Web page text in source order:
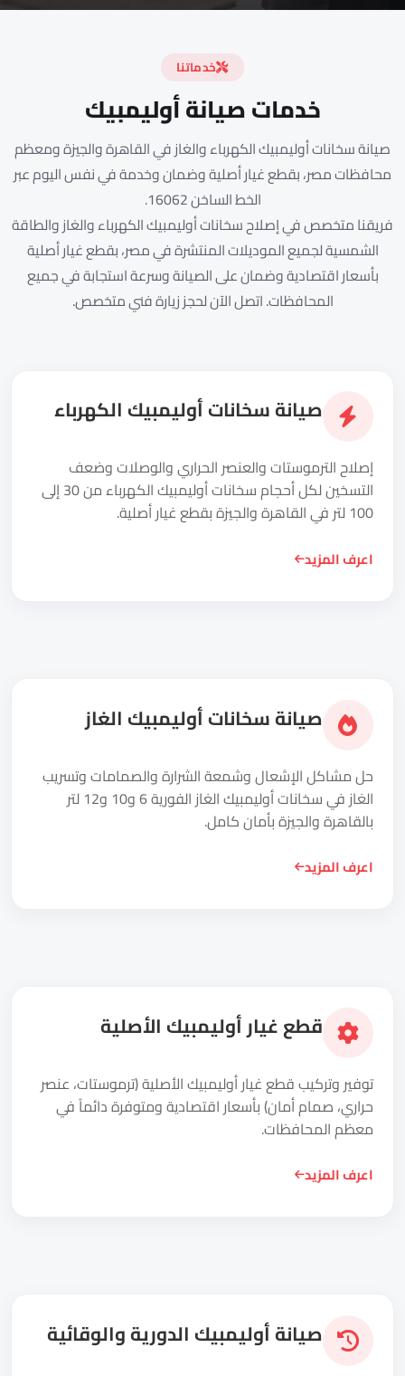
خدماتنا
خدمات صيانة أوليمبيك
صيانة سخانات أوليمبيك الكهرباء والغاز في القاهرة والجيزة ومعظم
محافظات مصر، بقطع غيار أصلية وضمان وخدمة في نفس اليوم عبر
الخط الساخن 16062.
فريقنا متخصص في إصلاح سخانات أوليمبيك الكهرباء والغاز والطاقة
الشمسية لجميع الموديلات المنتشرة في مصر، بقطع غيار أصلية
بأسعار اقتصادية وضمان على الصيانة وسرعة استجابة في جميع
المحافظات. اتصل الآن لحجز زيارة فني متخصص.
صيانة سخانات أوليمبيك الكهرباء
إصلاح الترموستات والعنصر الحراري والوصلات وضعف
التسخين لكل أحجام سخانات أوليمبيك الكهرباء من 30 إلى
100 لتر في القاهرة والجيزة بقطع غيار أصلية.
اعرف المزيد
صيانة سخانات أوليمبيك الغاز
حل مشاكل الإشعال وشمعة الشرارة والصمامات وتسريب
الغاز في سخانات أوليمبيك الغاز الفورية 6 و10 و12 لتر
بالقاهرة والجيزة بأمان كامل.
اعرف المزيد
قطع غيار أوليمبيك الأصلية
توفير وتركيب قطع غيار أوليمبيك الأصلية (ترموستات، عنصر
حراري، صمام أمان) بأسعار اقتصادية ومتوفرة دائماً في
معظم المحافظات.
اعرف المزيد
صيانة أوليمبيك الدورية والوقائية